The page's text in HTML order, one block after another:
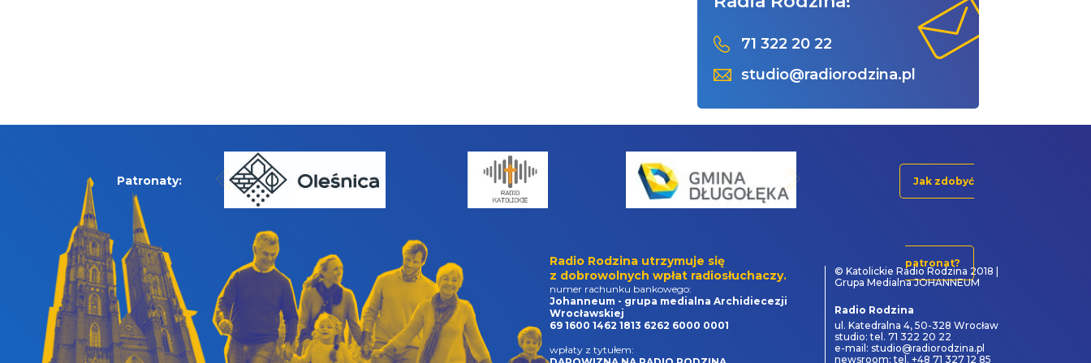
71 322 20 22
studio@radiorodzina.pl
Patronaty: Jak zdobyć
patronat?
Radio Rodzina utrzymuje się
z dobrowolnych wpłat radiosłuchaczy.
numer rachunku bankowego:
Johanneum - grupa medialna Archidiecezji
Wrocławskiej
69 1600 1462 1813 6262 6000 0001
wpłaty z tytułem:
© Katolickie Radio Rodzina 2018 |
Grupa Medialna JOHANNEUM
Radio Rodzina
ul. Katedralna 4, 50-328 Wrocław
studio: tel. 71 322 20 22
e-mail: studio@radiorodzina.pl
newsroom: tel. +48 71 327 12 85